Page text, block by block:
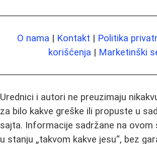
O nama | Kontakt | Politika
korišćenja | Marketinški
Urednici i autori ne preuzimaju
za bilo kakve greške ili propuste u
sajta. Informacije sadržane na ovom
u stanju „takvom kakve jesu“, bez